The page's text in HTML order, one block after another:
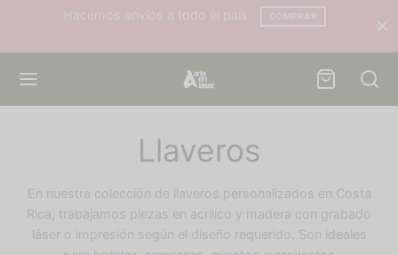
Hacemos envíos a todo el país COMPRAR
Llaveros
En nuestra colección de llaveros personalizados en Costa
Rica, trabajamos piezas en acrílico y madera con grabado
láser o impresión según el diseño requerido. Son ideales